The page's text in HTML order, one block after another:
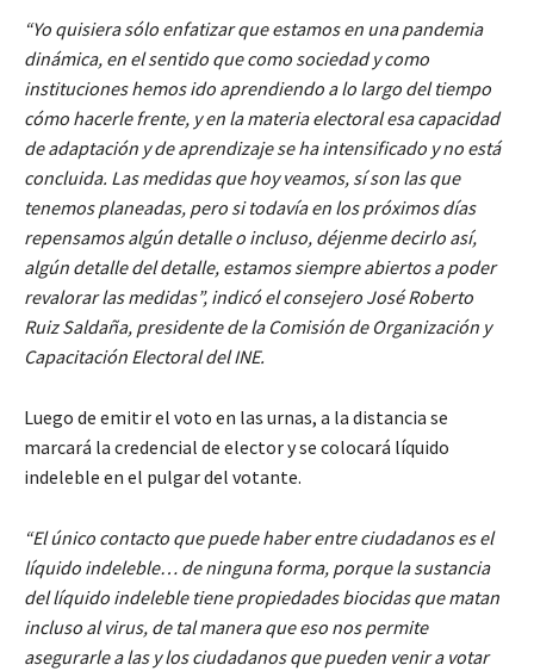
“Yo quisiera sólo enfatizar que estamos en una pandemia
dinámica, en el sentido que como sociedad y como
instituciones hemos ido aprendiendo a lo largo del tiempo
cómo hacerle frente, y en la materia electoral esa capacidad
de adaptación y de aprendizaje se ha intensificado y no está
concluida. Las medidas que hoy veamos, sí son las que
tenemos planeadas, pero si todavía en los próximos días
repensamos algún detalle o incluso, déjenme decirlo así,
algún detalle del detalle, estamos siempre abiertos a poder
revalorar las medidas”, indicó el consejero José Roberto
Ruiz Saldaña, presidente de la Comisión de Organización y
Capacitación Electoral del INE.
Luego de emitir el voto en las urnas, a la distancia se
marcará la credencial de elector y se colocará líquido
indeleble en el pulgar del votante.
“El único contacto que puede haber entre ciudadanos es el
líquido indeleble… de ninguna forma, porque la sustancia
del líquido indeleble tiene propiedades biocidas que matan
incluso al virus, de tal manera que eso nos permite
asegurarle a las y los ciudadanos que pueden venir a votar